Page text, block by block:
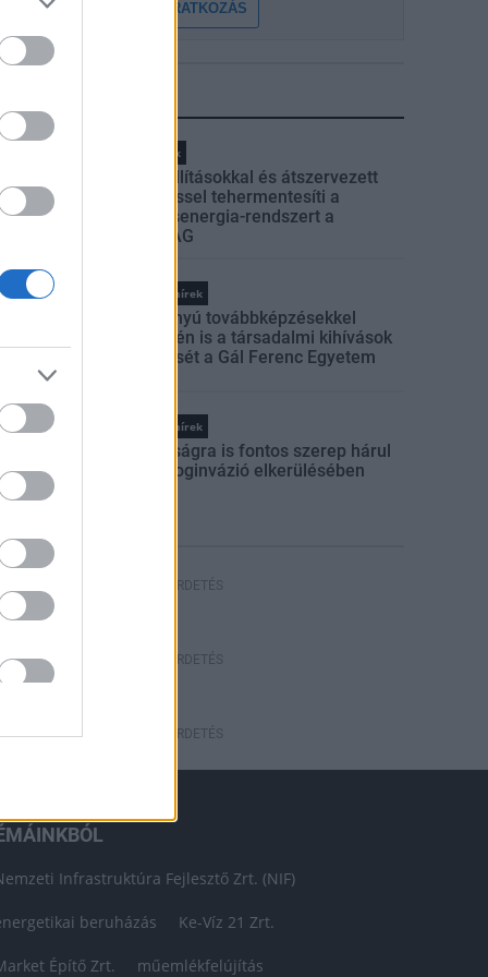
FELIRATKOZÁS
Helyi hírek
Gyárleállításokkal és átszervezett
termeléssel tehermentesíti a
villamosenergia-rendszert a
STRABAG
Országos hírek
Szakirányú továbbképzésekkel
segíti idén is a társadalmi kihívások
leküzdését a Gál Ferenc Egyetem
Országos hírek
A lakosságra is fontos szerep hárul
a szúnyoginvázió elkerülésében
HIRDETÉS
HIRDETÉS
HIRDETÉS
Infrastruktúra Fejlesztő Zrt. (NIF)
beruházás Ke-Víz 21 Zrt.
Építő Zrt. műemlékfelújítás